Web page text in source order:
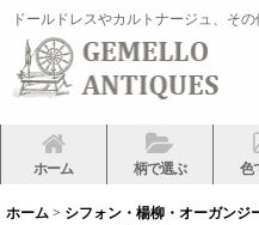
ドールドレスやカルトナージュ、そ
ホーム 柄で選ぶ 色
ホーム > シフォン・楊柳・オーガンジ